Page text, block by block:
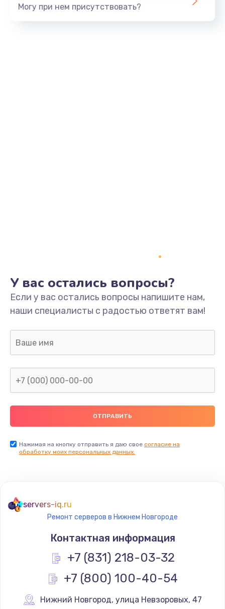
Могу при нем присутствовать?
У вас остались вопросы?
Если у вас остались вопросы напишите нам,
наши специалисты с радостью ответят вам!
Нажимая на кнопку отправить я даю свое согласие на
обработку моих персональных данных.
servers-iq.ru
Ремонт серверов в Нижнем Новгороде
Контактная информация
+7 (831) 218-03-32
+7 (800) 100-40-54
Нижний Новгород, улица Невзоровых, 47